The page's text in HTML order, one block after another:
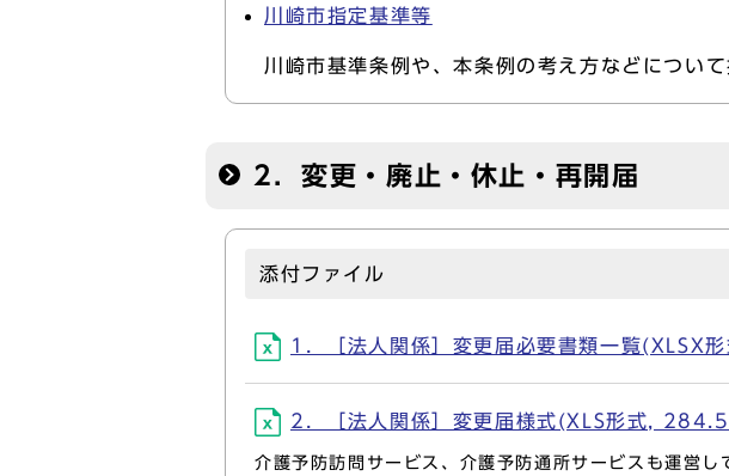
川崎市指定基準等
川崎市基準条例や、本条例の考え方などについて
2．変更・廃止・休止・再開届
添付ファイル
1．［法人関係］変更届必要書類一覧(XLSX
2．［法人関係］変更届様式(XLS形式,
介護予防訪問サービス、介護予防通所サービスも運営